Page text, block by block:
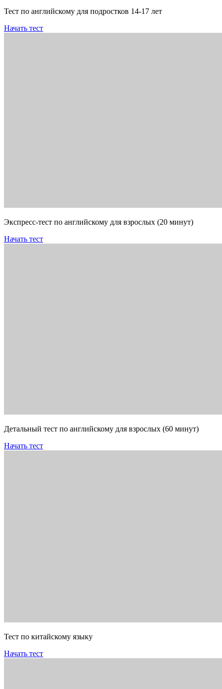
Тест по английскому для подростков 14-17 лет
Начать тест
Экспресс-тест по английскому для взрослых (20 минут)
Начать тест
Детальный тест по английскому для взрослых (60 минут)
Начать тест
Тест по китайскому языку
Начать тест